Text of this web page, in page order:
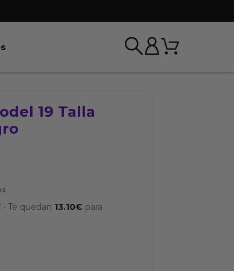
Bondage Carrito
19 Talla
·Te quedan 13.10€ para